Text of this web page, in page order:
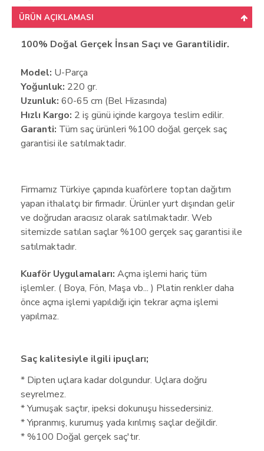
ÜRÜN AÇIKLAMASI
100% Doğal Gerçek İnsan Saçı ve Garantilidir.
Model: U-Parça
Yoğunluk: 220 gr.
Uzunluk: 60-65 cm (Bel Hizasında)
Hızlı Kargo: 2 iş günü içinde kargoya teslim edilir.
Garanti: Tüm saç ürünleri %100 doğal gerçek saç
garantisi ile satılmaktadır.
Firmamız Türkiye çapında kuaförlere toptan dağıtım
yapan ithalatçı bir firmadır. Ürünler yurt dışından gelir
ve doğrudan aracısız olarak satılmaktadır. Web
sitemizde satılan saçlar%100 gerçek saç garantisi ile
satılmaktadır.
Kuaför Uygulamaları: Açma işlemi hariç tüm
işlemler. ( Boya, Fön, Maşa vb... ) Platin renkler daha
önce açma işlemi yapıldığı için tekrar açma işlemi
yapılmaz.
Saç kalitesiyle ilgili ipuçları;
* Dipten uçlara kadar dolgundur. Uçlara doğru
seyrelmez.
* Yumuşak saçtır, ipeksi dokunuşu hissedersiniz.
* Yıpranmış, kurumuş yada kırılmış saçlar değildir.
* %100 Doğal gerçek saç'tır.